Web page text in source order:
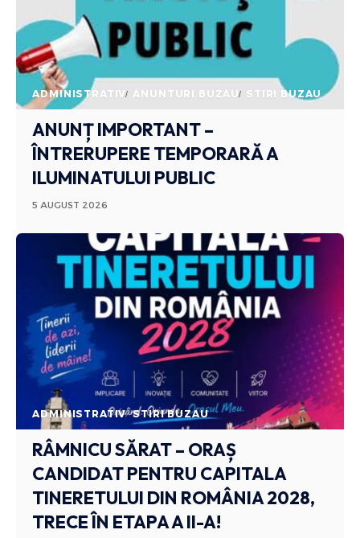
ADMINISTRATIV ANUNTURI BUZAU STIRI BUZAU
ANUNȚ IMPORTANT –
ÎNTRERUPERE TEMPORARĂ A
ILUMINATULUI PUBLIC
5 AUGUST 2026
ADMINISTRATIV STIRI BUZAU
RÂMNICU SĂRAT – ORAȘ
CANDIDAT PENTRU CAPITALA
TINERETULUI DIN ROMÂNIA 2028,
TRECE ÎN ETAPA A II-A!